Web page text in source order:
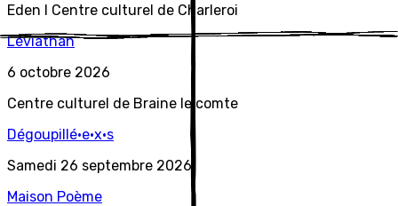
Eden l Centre culturel de Charleroi
Léviathan
6 octobre 2026
Centre culturel de Braine le comte
Dégoupillé·e·x·s
Samedi 26 septembre 2026
Maison Poème